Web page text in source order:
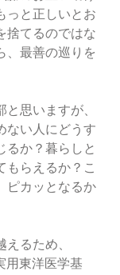
っと正しいとお
捨てるのではな
、最善の巡りを
思いますが、
ない人にどうす
るか？暮らしと
もらえるか？こ
ピカッとなるか
るため、
用東洋医学基